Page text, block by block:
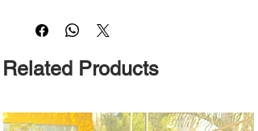
Related Products